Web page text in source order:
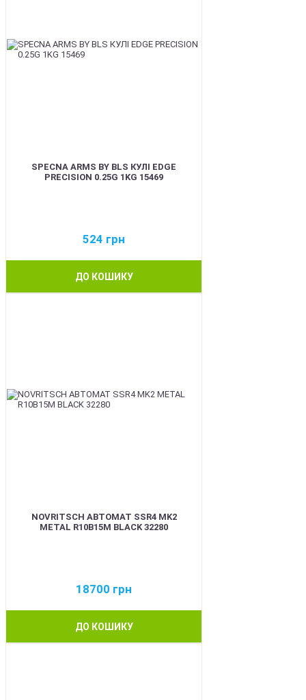
SPECNA ARMS BY BLS КУЛІ EDGE
PRECISION 0.25G 1KG 15469
524 грн
ДО КОШИКУ
NOVRITSCH АВТОМАТ SSR4 MK2
METAL R10B15M BLACK 32280
18700 грн
ДО КОШИКУ